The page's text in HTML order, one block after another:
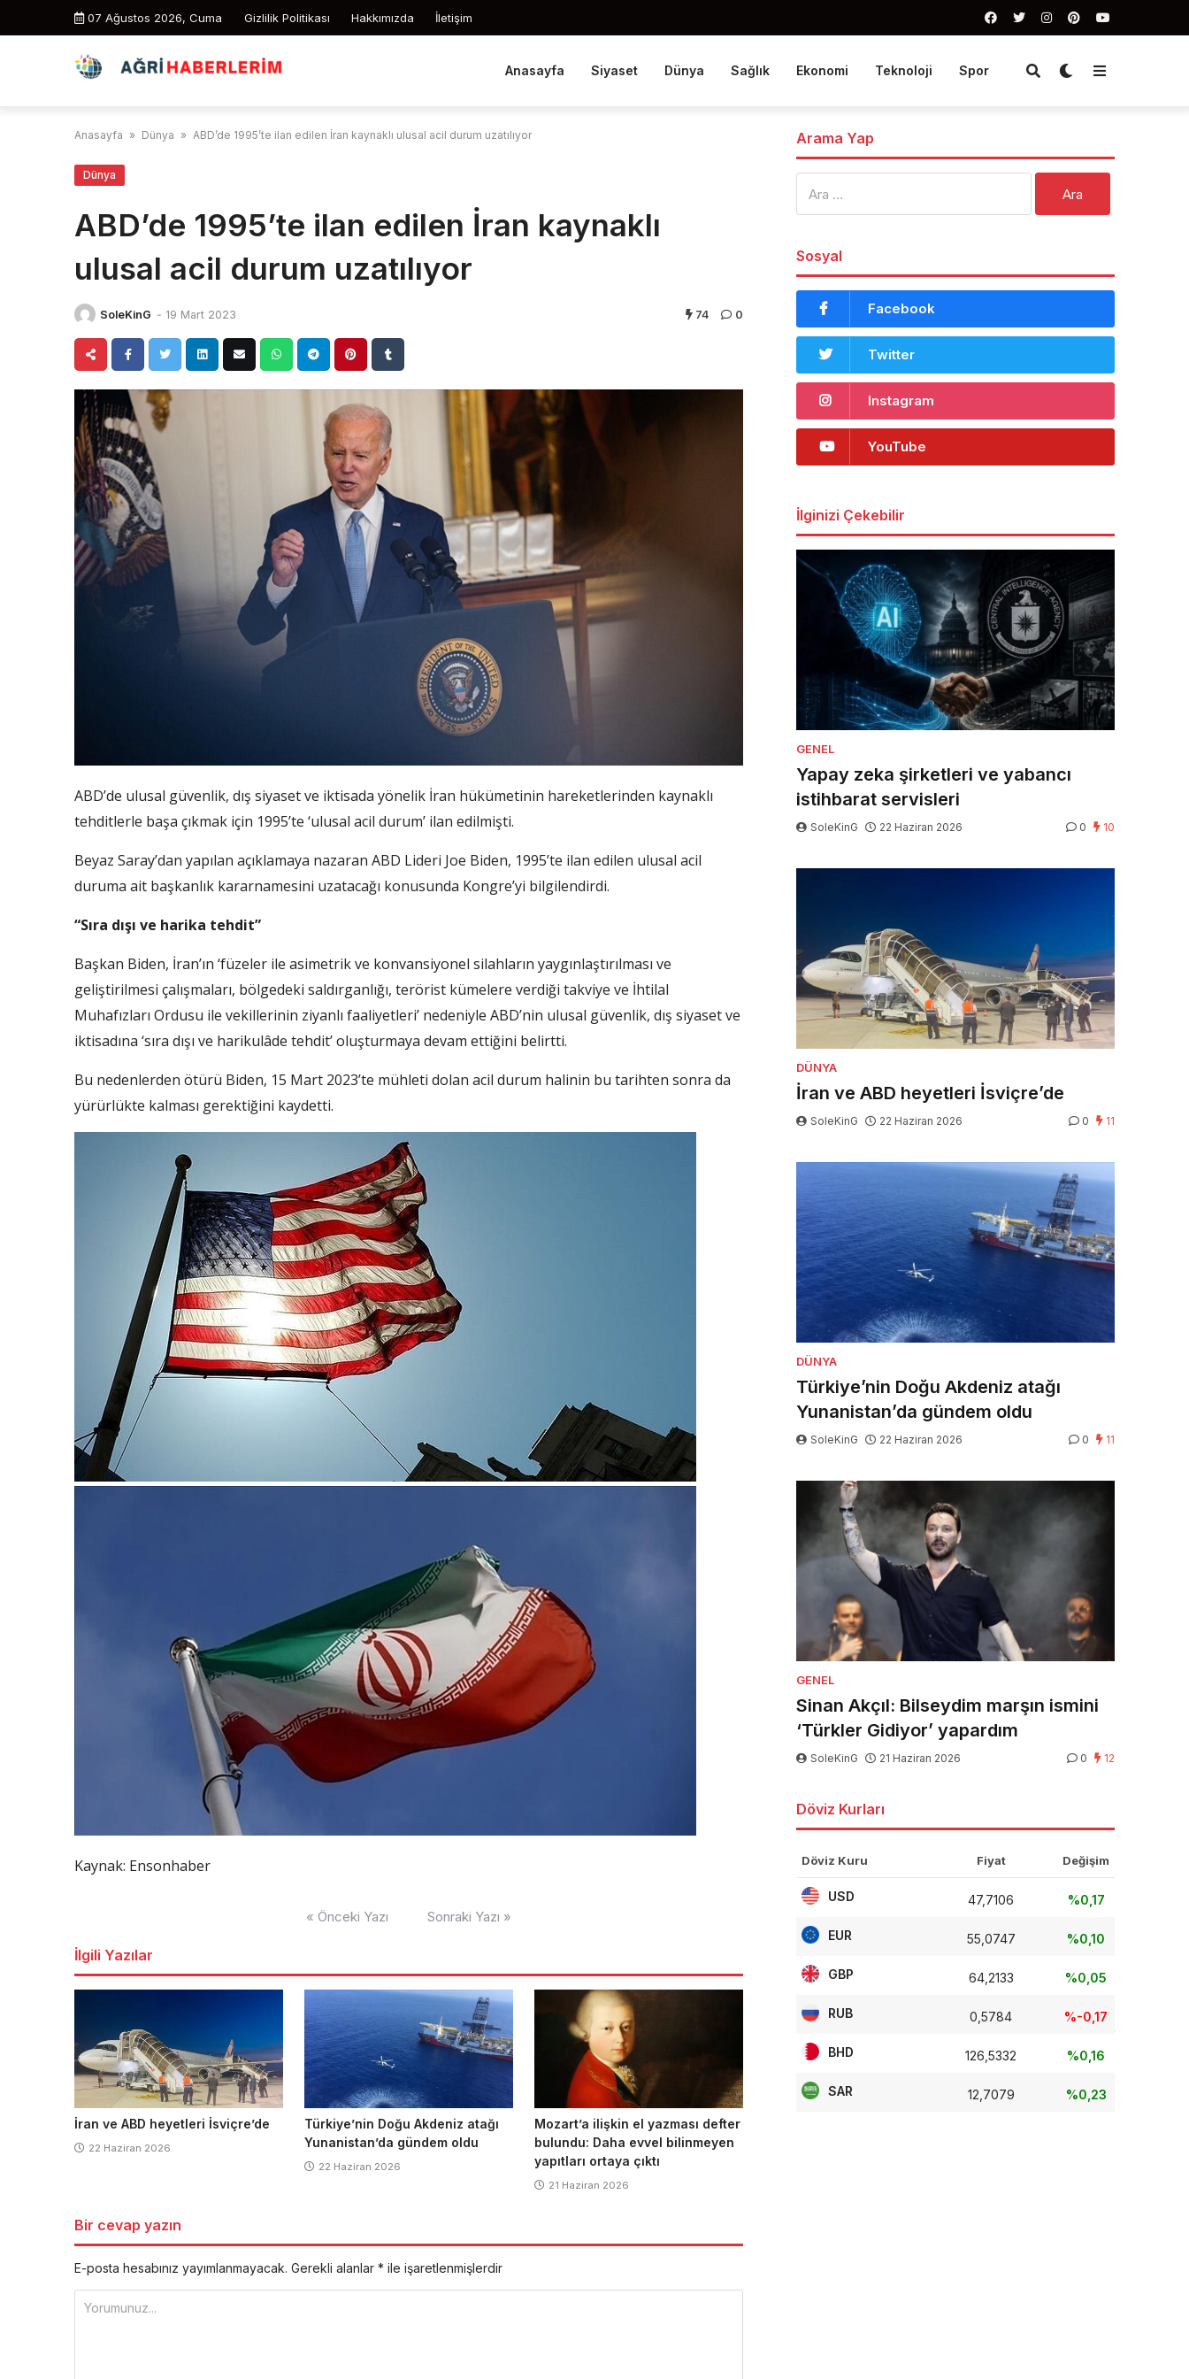
07 Ağustos 2026, Cuma Gizlilik Politikası Hakkımızda İletişim
Anasayfa Siyaset Dünya Sağlık Ekonomi Teknoloji Spor
Anasayfa » Dünya » ABD’de 1995’te ilan edilen İran kaynaklı ulusal acil durum uzatılıyor
Dünya
ABD’de 1995’te ilan edilen İran kaynaklı
ulusal acil durum uzatılıyor
SoleKinG - 19 Mart 2023 74 0
ABD’de ulusal güvenlik, dış siyaset ve iktisada yönelik İran hükümetinin hareketlerinden kaynaklı
tehditlerle başa çıkmak için 1995’te ‘ulusal acil durum’ ilan edilmişti.
Beyaz Saray’dan yapılan açıklamaya nazaran ABD Lideri Joe Biden, 1995’te ilan edilen ulusal acil
duruma ait başkanlık kararnamesini uzatacağı konusunda Kongre’yi bilgilendirdi.
“Sıra dışı ve harika tehdit”
Başkan Biden, İran’ın ‘füzeler ile asimetrik ve konvansiyonel silahların yaygınlaştırılması ve
geliştirilmesi çalışmaları, bölgedeki saldırganlığı, terörist kümelere verdiği takviye ve İhtilal
Muhafızları Ordusu ile vekillerinin ziyanlı faaliyetleri’ nedeniyle ABD’nin ulusal güvenlik, dış siyaset ve
iktisadına ‘sıra dışı ve harikulâde tehdit’ oluşturmaya devam ettiğini belirtti.
Bu nedenlerden ötürü Biden, 15 Mart 2023’te mühleti dolan acil durum halinin bu tarihten sonra da
yürürlükte kalması gerektiğini kaydetti.
Kaynak: Ensonhaber
« Önceki Yazı Sonraki Yazı »
İlgili Yazılar
İran ve ABD heyetleri İsviçre’de
22 Haziran 2026
Türkiye’nin Doğu Akdeniz atağı
Yunanistan’da gündem oldu
22 Haziran 2026
Mozart’a ilişkin el yazması defter
bulundu: Daha evvel bilinmeyen
yapıtları ortaya çıktı
21 Haziran 2026
Bir cevap yazın
E-posta hesabınız yayımlanmayacak. Gerekli alanlar * ile işaretlenmişlerdir
Arama Yap
Sosyal
Facebook
Twitter
Instagram
YouTube
İlginizi Çekebilir
GENEL
Yapay zeka şirketleri ve yabancı
istihbarat servisleri
SoleKinG 22 Haziran 2026 0 10
DÜNYA
İran ve ABD heyetleri İsviçre’de
SoleKinG 22 Haziran 2026 0 11
DÜNYA
Türkiye’nin Doğu Akdeniz atağı
Yunanistan’da gündem oldu
SoleKinG 22 Haziran 2026 0 11
GENEL
Sinan Akçıl: Bilseydim marşın ismini
‘Türkler Gidiyor’ yapardım
SoleKinG 21 Haziran 2026 0 12
Döviz Kurları
Döviz Kuru Fiyat Değişim
USD 47,7106 %0,17
EUR 55,0747 %0,10
GBP 64,2133 %0,05
RUB 0,5784 %-0,17
BHD 126,5332 %0,16
SAR 12,7079 %0,23